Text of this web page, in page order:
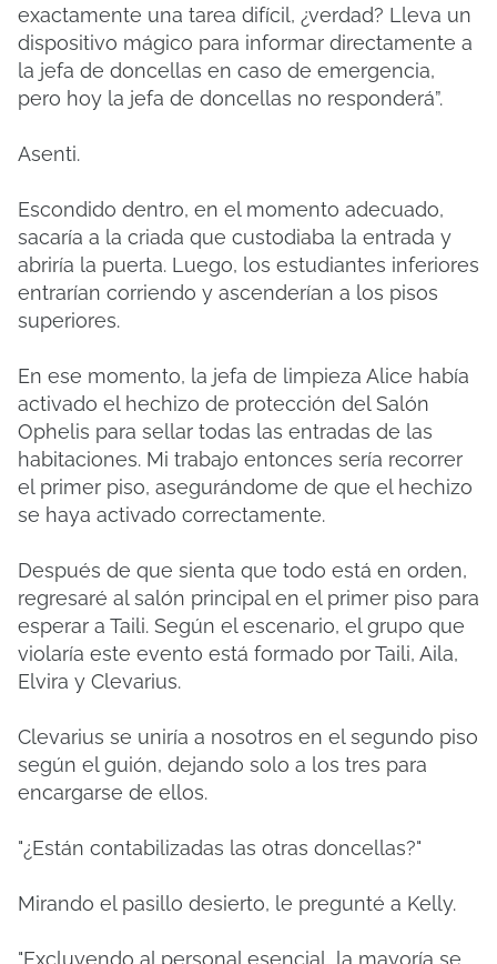
exactamente una tarea difícil, ¿verdad? Lleva un
dispositivo mágico para informar directamente a
la jefa de doncellas en caso de emergencia,
pero hoy la jefa de doncellas no responderá”.
Asenti.
Escondido dentro, en el momento adecuado,
sacaría a la criada que custodiaba la entrada y
abriría la puerta. Luego, los estudiantes inferiores
entrarían corriendo y ascenderían a los pisos
superiores.
En ese momento, la jefa de limpieza Alice había
activado el hechizo de protección del Salón
Ophelis para sellar todas las entradas de las
habitaciones. Mi trabajo entonces sería recorrer
el primer piso, asegurándome de que el hechizo
se haya activado correctamente.
Después de que sienta que todo está en orden,
regresaré al salón principal en el primer piso para
esperar a Taili. Según el escenario, el grupo que
violaría este evento está formado por Taili, Aila,
Elvira y Clevarius.
Clevarius se uniría a nosotros en el segundo piso
según el guión, dejando solo a los tres para
encargarse de ellos.
"¿Están contabilizadas las otras doncellas?"
Mirando el pasillo desierto, le pregunté a Kelly.
"Excluyendo al personal esencial, la mayoría se